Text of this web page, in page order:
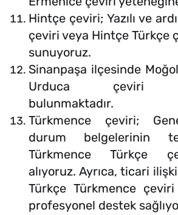
Hintçe çeviri; Yazılı ve
çeviri veya Hintçe Türkçe
sunuyoruz.
Sinanpaşa ilçesinde
Urduca çeviri
bulunmaktadır.
Türkmence çeviri;
durum belgelerinin
Türkmence Türkçe
alıyoruz. Ayrıca, ticari
Türkçe Türkmence
profesyonel destek